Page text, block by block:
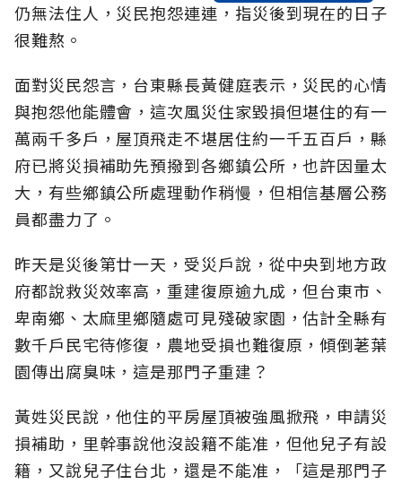
仍無法住人，災民抱怨連連，指災後到現在的日子
很難熬。
面對災民怨言，台東縣長黃健庭表示，災民的心情
與抱怨他能體會，這次風災住家毀損但堪住的有一
萬兩千多戶，屋頂飛走不堪居住約一千五百戶，縣
府已將災損補助先預撥到各鄉鎮公所，也許因量太
大，有些鄉鎮公所處理動作稍慢，但相信基層公務
員都盡力了。
昨天是災後第廿一天，受災戶說，從中央到地方政
府都說救災效率高，重建復原逾九成，但台東市、
卑南鄉、太麻里鄉隨處可見殘破家園，估計全縣有
數千戶民宅待修復，農地受損也難復原，傾倒荖葉
園傳出腐臭味，這是那門子重建？
黃姓災民說，他住的平房屋頂被強風掀飛，申請災
損補助，里幹事說他沒設籍不能准，但他兒子有設
籍，又說兒子住台北，還是不能准，「這是那門子